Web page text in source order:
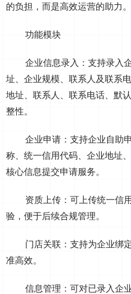
的负担，而是高效运营的助力。
功能模块
企业信息录入：支持录入
址、企业规模、联系人及联系
地址、联系人、联系电话、默
整性。
企业申请：支持企业自助
称、统一信用代码、企业地址
核心信息提交申请服务。
资质上传：可上传统一信
验，便于后续合规管理。
门店关联：支持为企业绑
准高效。
信息管理：可对已录入企